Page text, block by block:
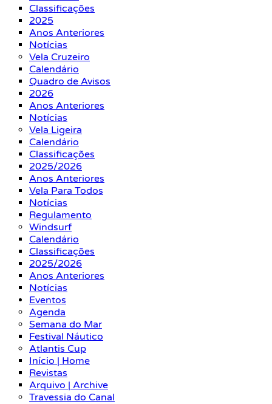
Classificações
2025
Anos Anteriores
Notícias
Vela Cruzeiro
Calendário
Quadro de Avisos
2026
Anos Anteriores
Notícias
Vela Ligeira
Calendário
Classificações
2025/2026
Anos Anteriores
Vela Para Todos
Notícias
Regulamento
Windsurf
Calendário
Classificações
2025/2026
Anos Anteriores
Notícias
Eventos
Agenda
Semana do Mar
Festival Náutico
Atlantis Cup
Início | Home
Revistas
Arquivo | Archive
Travessia do Canal